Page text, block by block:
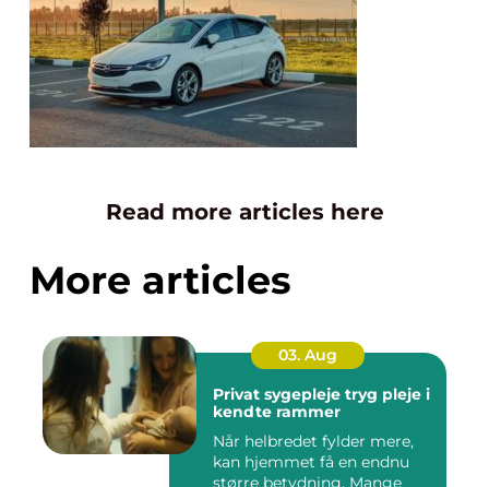
Read more articles here
More articles
03. Aug
Privat sygepleje tryg pleje i
kendte rammer
Når helbredet fylder mere,
kan hjemmet få en endnu
større betydning. Mange